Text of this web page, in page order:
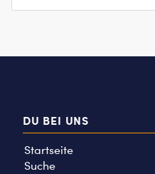
DU BEI UNS
Startseite
Suche